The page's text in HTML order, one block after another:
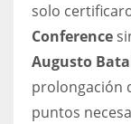
solo
Conference
Augusto
prolongación
puntos